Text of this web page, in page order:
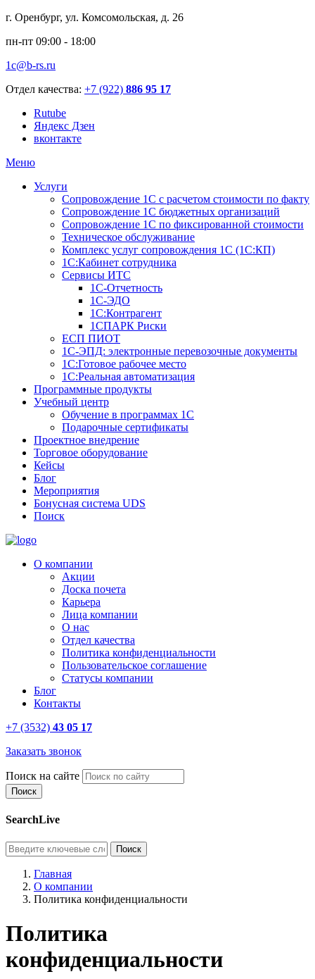
г. Оренбург, ул. Комсомольская, д. 26
пн-пт 09:00 - 18:00
1c@b-rs.ru
Отдел качества: +7 (922) 886 95 17
Rutube
Яндекс Дзен
вконтакте
Меню
Услуги
Сопровождение 1С с расчетом стоимости по факту
Сопровождение 1С бюджетных организаций
Сопровождение 1С по фиксированной стоимости
Техническое обслуживание
Комплекс услуг сопровождения 1С (1С:КП)
1С:Кабинет сотрудника
Сервисы ИТС
1С-Отчетность
1С-ЭДО
1С:Контрагент
1СПАРК Риски
ЕСП ПИОТ
1С-ЭПД: электронные перевозочные документы
1С:Готовое рабочее место
1С:Реальная автоматизация
Программные продукты
Учебный центр
Обучение в программах 1С
Подарочные сертификаты
Проектное внедрение
Торговое оборудование
Кейсы
Блог
Мероприятия
Бонусная система UDS
Поиск
О компании
Акции
Доска почета
Карьера
Лица компании
О нас
Отдел качества
Политика конфиденциальности
Пользовательское соглашение
Статусы компании
Блог
Контакты
+7 (3532) 43 05 17
Заказать звонок
Поиск на сайте
SearchLive
Главная
О компании
Политика конфиденциальности
Политика
конфиденциальности